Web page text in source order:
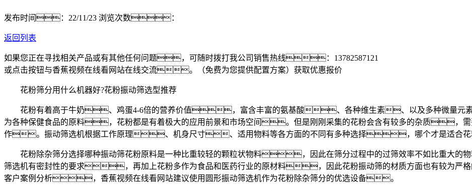
发布时间：22/11/23 浏览次数：
返回列表
如果您正在寻找相关产品或有其他任何问题，可随时拨打我公司销售热线： 13782587121
或点击按钮与香蕉视频在线看网站在线交流。（免费为您提供配置方案） 获取优惠报价
花粉筛分用什么机器好?花粉振动筛选型推荐
花粉有着高于牛奶、鸡蛋4-6倍的营养价值，富含丰富的氨基酸、各种维生素、以及多种微量元素
为各种保健食品的原料，花粉都是有着极大的应用前景和市场空间。但是刚刚采集的花粉会含有较多的杂质，
作。振动筛选机根据工作原理、机身尺寸、适用物料等各方面的不同有多种选择，哪个才是适合花
花粉除杂筛分选择哪种振动筛花粉原料是一种比重较轻的颗粒状物料，因此在筛分过程中的过筛效率不如比重大
筛选机有密封性的要求，再加上花粉多作为食品和医药行业的原材料，因此花粉振动筛的材质方面也有较为
客户案例分析，香蕉视频在线看网站建议使用圆形振动筛选机作为花粉除杂筛分的优选设备。